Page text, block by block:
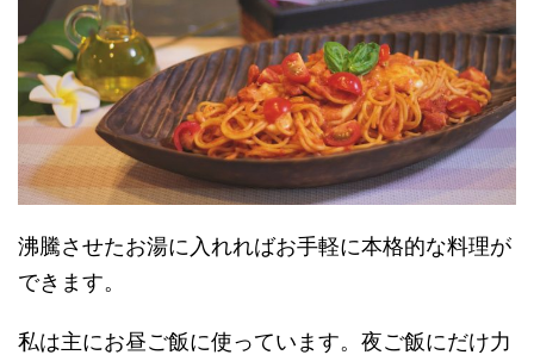
沸騰させたお湯に入れればお手軽に本格的な料理が
できます。
私は主にお昼ご飯に使っています。夜ご飯にだけ力